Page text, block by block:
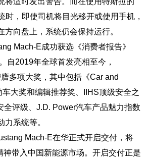
时，即使司机将目光移开或使用手机，
方向盘上，系统仍会保持运行。
Mach-E成功获选《消费者报告》
自2019年全球首发亮相至今，
多项大奖，其中包括《Car and
大奖和编辑推荐奖、IIHS顶级安全之
全评级、J.D. Power汽车产品魅力指数
力系统等。
Mach-E在华正式开启交付，将
神带入中国新能源市场。开启交付正是